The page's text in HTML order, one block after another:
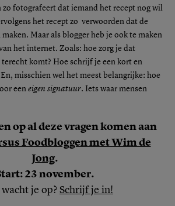
zo fotografeert dat iemand het recept nog wil
het recept zo verwoorden dat de
Maar als blogger heb je ook te maken
het internet. Zoals: hoe zorg je dat
komt? Hoe schrijf je een kort en
misschien wel het meest belangrijke: hoe
een eigen signatuur. Iets waar mensen
op al deze vragen komen aan
Foodbloggen met Wim de
Jong.
23 november.
je op? Schrijf je in!